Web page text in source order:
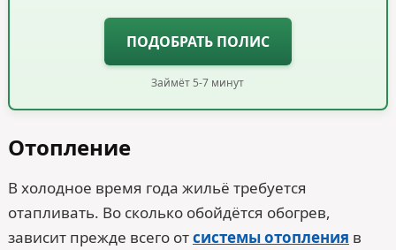
ПОДОБРАТЬ ПОЛИС
Займёт 5-7 минут
Отопление
В холодное время года жильё требуется
отапливать. Во сколько обойдётся обогрев,
зависит прежде всего отсистемы отопления в